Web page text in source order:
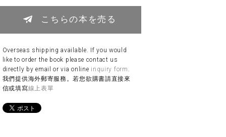
こちらの本を売る
Overseas shipping available. If you would
like to order the book please contact us
directly by email or via online inquiry form .
我們提供海外郵寄服務。若您欲購書請直接來
信或填寫線上表單